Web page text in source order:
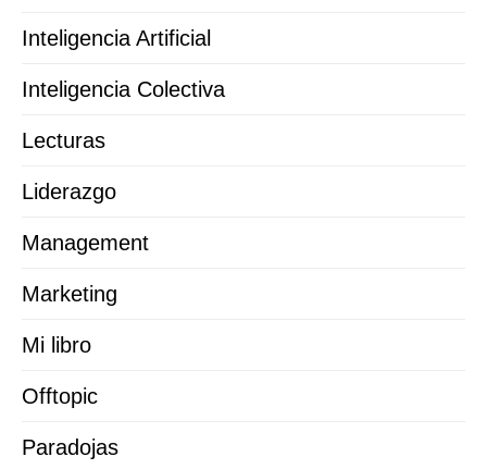
Inteligencia Artificial
Inteligencia Colectiva
Lecturas
Liderazgo
Management
Marketing
Mi libro
Offtopic
Paradojas